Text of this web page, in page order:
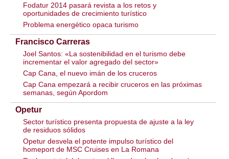
Fodatur 2014 pasará revista a los retos y
oportunidades de crecimiento turístico
Problema energético opaca turismo
Francisco Carreras
Joel Santos: «La sostenibilidad en el turismo debe
incrementar el valor agregado del sector»
Cap Cana, el nuevo imán de los cruceros
Cap Cana empezará a recibir cruceros en las próximas
semanas, según Apordom
Opetur
Sector turístico presenta propuesta de ajuste a la ley
de residuos sólidos
Opetur desvela el potente impulso turístico del
homeport de MSC Cruises en La Romana